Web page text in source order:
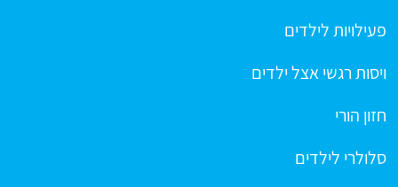
פעילויות לילדים
ויסות רגשי אצל ילדים
חזון הורי
סלולרי לילדים